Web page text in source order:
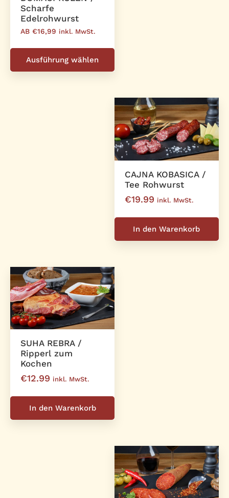
Scharfe
Edelrohwurst
AB €16,99 inkl. MwSt.
Ausführung wählen
weist
Varianten
auf.
Die
Optionen
können
auf
der
Produktseite
gewählt
CAJNA KOBASICA /
Tee Rohwurst
€19.99 inkl. MwSt.
In den Warenkorb
SUHA REBRA /
Ripperl zum
Kochen
€12.99 inkl. MwSt.
In den Warenkorb